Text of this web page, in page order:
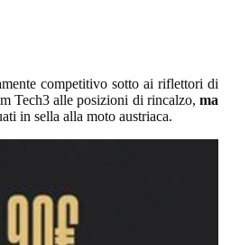
competitivo sotto ai riflettori di
Tech3 alle posizioni di rincalzo,ma
in sella alla moto austriaca.